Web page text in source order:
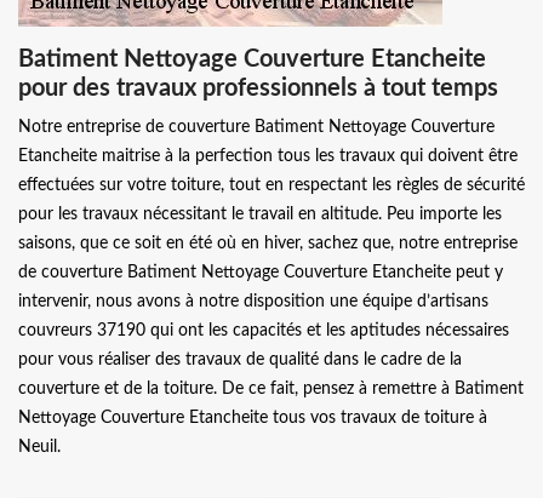
Batiment Nettoyage Couverture Etancheite
pour des travaux professionnels à tout temps
Notre entreprise de couverture Batiment Nettoyage Couverture
Etancheite maitrise à la perfection tous les travaux qui doivent être
effectuées sur votre toiture, tout en respectant les règles de sécurité
pour les travaux nécessitant le travail en altitude. Peu importe les
saisons, que ce soit en été où en hiver, sachez que, notre entreprise
de couverture Batiment Nettoyage Couverture Etancheite peut y
intervenir, nous avons à notre disposition une équipe d’artisans
couvreurs 37190 qui ont les capacités et les aptitudes nécessaires
pour vous réaliser des travaux de qualité dans le cadre de la
couverture et de la toiture. De ce fait, pensez à remettre à Batiment
Nettoyage Couverture Etancheite tous vos travaux de toiture à
Neuil.